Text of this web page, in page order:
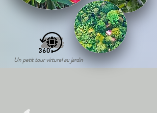
Un petit tour virturel au jardin